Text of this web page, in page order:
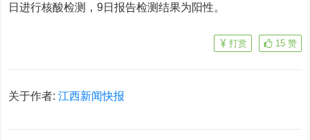
日进行核酸检测，9日报告检测结果为阳性。
15 赞
打赏
关于作者:江西新闻快报